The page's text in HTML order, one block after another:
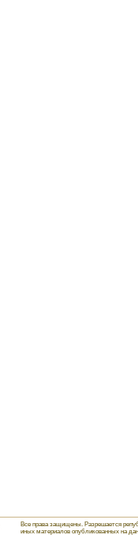
Все права защищены. Разрешается
иных материалов опубликованных на